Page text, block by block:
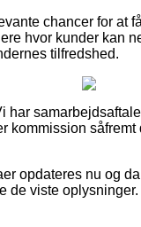
chancer for at
hvor kunder kan
tilfredshed.
har
kommission
opdateres nu og
de viste oplysninger.